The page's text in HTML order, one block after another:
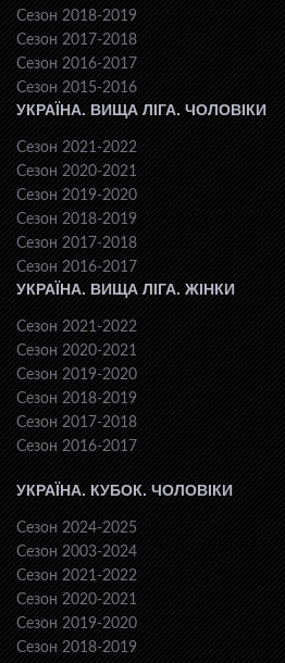
Сезон 2018-2019
Сезон 2017-2018
Сезон 2016-2017
Сезон 2015-2016
УКРАЇНА. ВИЩА ЛІГА. ЧОЛОВІКИ
Сезон 2021-2022
Сезон 2020-2021
Сезон 2019-2020
Сезон 2018-2019
Сезон 2017-2018
Сезон 2016-2017
УКРАЇНА. ВИЩА ЛІГА. ЖІНКИ
Сезон 2021-2022
Сезон 2020-2021
Сезон 2019-2020
Сезон 2018-2019
Сезон 2017-2018
Сезон 2016-2017
УКРАЇНА. КУБОК. ЧОЛОВІКИ
Сезон 2024-2025
Сезон 2003-2024
Сезон 2021-2022
Сезон 2020-2021
Сезон 2019-2020
Сезон 2018-2019